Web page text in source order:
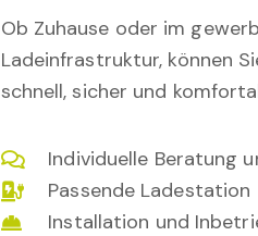
Ob Zuhause oder im
Ladeinfrastruktur, können
schnell, sicher und
Individuelle Beratung
Passende Ladestation
Installation und